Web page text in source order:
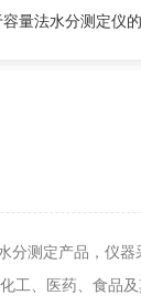
容量法水分测定仪
分测定产品，仪
工、医药、食品